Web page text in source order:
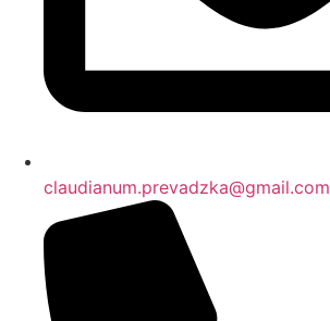
claudianum.prevadzka@gmail.com